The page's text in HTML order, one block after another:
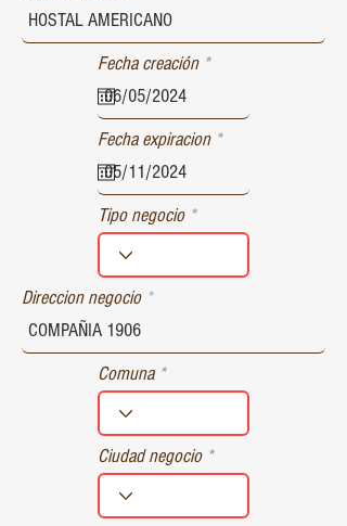
Fecha creación *r
u
i
d
Fecha expiracion *r
u
r
d
Tipo negocio
Direccion negocio
Comuna
Ciudad negocio